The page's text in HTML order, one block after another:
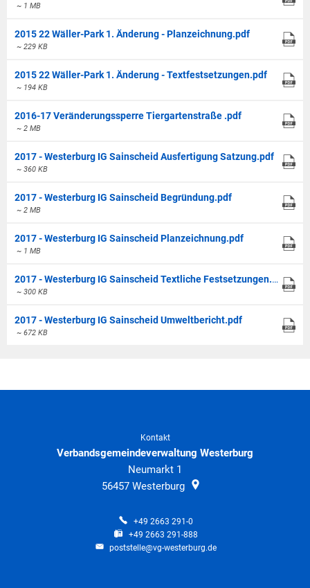
~ 1 MB
2015 22 Wäller-Park 1. Änderung - Planzeichnung.pdf
~ 229 KB
2015 22 Wäller-Park 1. Änderung - Textfestsetzungen.pdf
~ 194 KB
2016-17 Veränderungssperre Tiergartenstraße .pdf
~ 2 MB
2017 - Westerburg IG Sainscheid Ausfertigung Satzung.pdf
~ 360 KB
2017 - Westerburg IG Sainscheid Begründung.pdf
~ 2 MB
2017 - Westerburg IG Sainscheid Planzeichnung.pdf
~ 1 MB
2017 - Westerburg IG Sainscheid Textliche Festsetzungen.pdf
~ 300 KB
2017 - Westerburg IG Sainscheid Umweltbericht.pdf
~ 672 KB
Kontakt
Verbandsgemeindeverwaltung Westerburg
Neumarkt 1
56457 Westerburg
+49 2663 291-0
+49 2663 291-888
poststelle@vg-westerburg.de